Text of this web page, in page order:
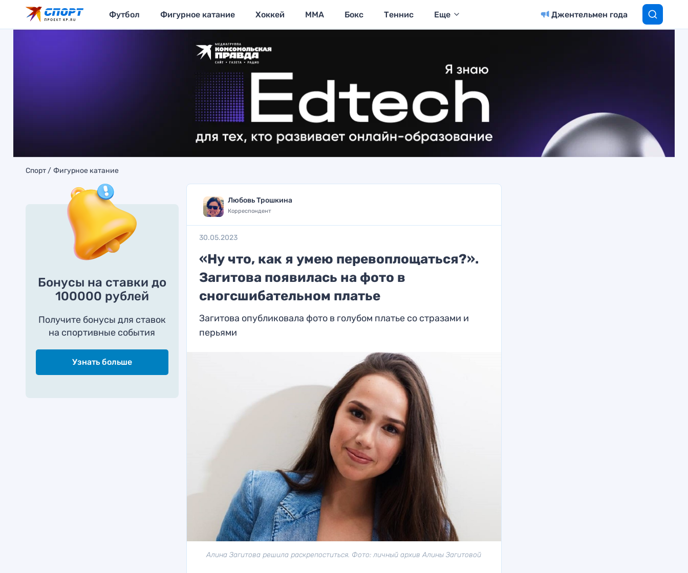
Футбол Фигурное катание Хоккей MMA Бокс Теннис Еще Джентельмен года
Спорт Фигурное катание
Бонусы на ставки до
100000 рублей
Получите бонусы для ставок
на спортивные события
Узнать больше
Любовь Трошкина
Корреспондент
30.05.2023
«Ну что, как я умею перевоплощаться?».
Загитова появилась на фото в
сногсшибательном платье
Загитова опубликовала фото в голубом платье со стразами и
перьями
Алина Загитова решила раскрепоститься. Фото: личный архив Алины Загитовой